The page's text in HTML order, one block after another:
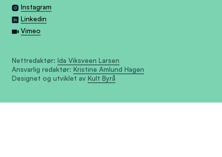
Instagram
Linkedin
Vimeo
Nettredaktør: Ida Viksveen Larsen
Ansvarlig redaktør: Kristine Amlund Hagen
Designet og utviklet av Kult Byrå